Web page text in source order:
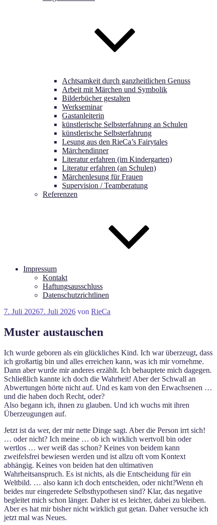
Achtsamkeit durch ganzheitlichen Genuss
Arbeit mit Märchen und Symbolik
Bilderbücher gestalten
Werkseminar
Gastanleiterin
künstlerische Selbsterfahrung an Schulen
künstlerische Selbsterfahrung
Lesung aus den RieCa’s Fairytales
Märchendinner
Literatur erfahren (im Kindergarten)
Literatur erfahren (an Schulen)
Märchenlesung für Frauen
Supervision / Teamberatung
Referenzen
Impressum
Kontakt
Haftungsausschluss
Datenschutzrichtlinen
Veröffentlicht
7. Juli 20267. Juli 2026 von RieCa
Muster austauschen
Ich wurde geboren als ein glückliches Kind. Ich war überzeugt, dass
ich großartig bin und alles erreichen kann, was ich mir vornehme.
Dann aber wurde mir anderes erzählt. Ich behauptete mich dagegen.
Schließlich kannte ich doch die Wahrheit! Aber der Schwall an
Abwertungen hörte nicht auf. Und es kam von den Erwachsenen …
und die haben doch Recht, oder?
Also begann ich, ihnen zu glauben. Und ich wuchs mit ihren
Überzeugungen auf.
Jetzt ist da wer, der mir nette Dinge sagt. Aber die Person irrt sich!
… oder nicht? Ich meine … ob ich wirklich wertvoll bin oder
wertlos … wer weiß das schon? Keines von beidem kann
zweifelsfrei bewiesen werden und ist allzu oft vom Kontext
abhängig. Keines von beiden hat den ultimativen
Wahrheitsanspruch. Es ist nichts, als die Entscheidung für ein
Weltbild. … also kann ich doch entscheiden, oder nicht?Wenn eh
beides nur eingeredete Selbsthypothesen sind? Klar, das negative
begleitet mich schon länger. Daher ist es leichter, dabei zu bleiben.
Aber es hat mir bisher nicht wirklich gut getan. Daher versuche ich
jetzt mal was Neues.